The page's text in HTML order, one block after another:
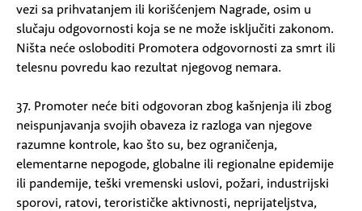
vezi sa prihvatanjem ili korišćenjem Nagrade, osim u
slučaju odgovornosti koja se ne može isključiti zakonom.
Ništa neće osloboditi Promotera odgovornosti za smrt ili
telesnu povredu kao rezultat njegovog nemara.
37. Promoter neće biti odgovoran zbog kašnjenja ili zbog
neispunjavanja svojih obaveza iz razloga van njegove
razumne kontrole, kao što su, bez ograničenja,
elementarne nepogode, globalne ili regionalne epidemije
ili pandemije, teški vremenski uslovi, požari, industrijski
sporovi, ratovi, terorističke aktivnosti, neprijateljstva,